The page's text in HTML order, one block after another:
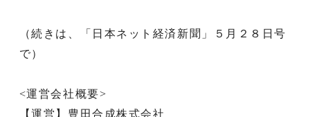
（続きは、「日本ネット経済新聞」５月２８日号
で）
<運営会社概要>
【運営】豊田合成株式会社